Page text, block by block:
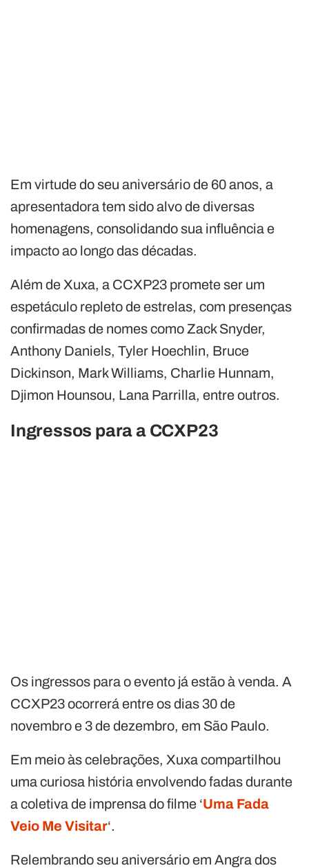
Em virtude do seu aniversário de 60 anos, a
apresentadora tem sido alvo de diversas
homenagens, consolidando sua influência e
impacto ao longo das décadas.
Além de Xuxa, a CCXP23 promete ser um
espetáculo repleto de estrelas, com presenças
confirmadas de nomes como Zack Snyder,
Anthony Daniels, Tyler Hoechlin, Bruce
Dickinson, Mark Williams, Charlie Hunnam,
Djimon Hounsou, Lana Parrilla, entre outros.
Ingressos para a CCXP23
Os ingressos para o evento já estão à venda. A
CCXP23 ocorrerá entre os dias 30 de
novembro e 3 de dezembro, em São Paulo.
Em meio às celebrações, Xuxa compartilhou
uma curiosa história envolvendo fadas durante
a coletiva de imprensa do filme ‘Uma Fada
Veio Me Visitar‘.
Relembrando seu aniversário em Angra dos